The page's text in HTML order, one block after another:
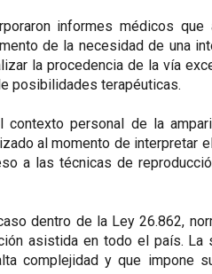
informes médicos
de la necesidad de una
la procedencia de la vía
posibilidades terapéuticas.
contexto personal de la
al momento de interpretar
a las técnicas de
dentro de la Ley 26.862,
asistida en todo el país. La
complejidad y que impone